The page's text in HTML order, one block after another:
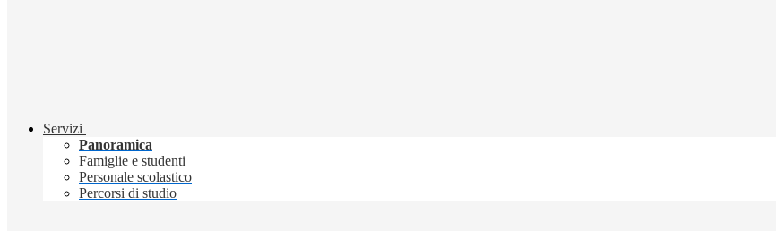
Servizi
Panoramica
Famiglie e studenti
Personale scolastico
Percorsi di studio